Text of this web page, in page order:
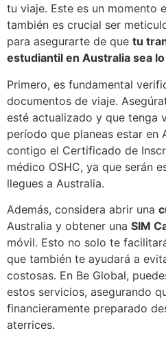
tu viaje. Este es un momento
también es crucial ser
para asegurarte de que tu
estudiantil en Australia sea
Primero, es fundamental
documentos de viaje.
esté actualizado y que tenga
período que planeas estar en
contigo el Certificado de
médico OSHC, ya que serán
llegues a Australia.
Además, considera abrir una
Australia y obtener una SIM
móvil. Esto no solo te
que también te ayudará a
costosas. En Be Global,
estos servicios, asegurando
financieramente preparado
aterrices.